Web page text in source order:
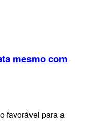
mesmo com
favorável para a